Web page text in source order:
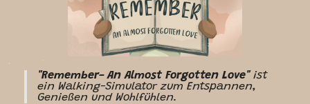
"Remember- An Almost Forgotten Love"ist
ein Walking-Simulator zum Entspannen,
Genießen und Wohlfühlen.